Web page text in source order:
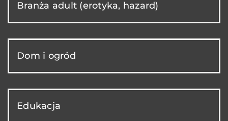
Branża adult (erotyka, hazard)
Dom i ogród
Edukacja